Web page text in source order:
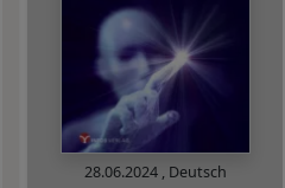
28.06.2024 , Deutsch